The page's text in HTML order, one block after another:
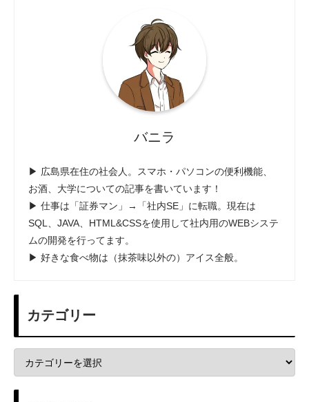
バニラ
▶ 広島県在住の社会人。スマホ・パソコンの便利機能、
お酒、大学についての記事を書いています！
▶ 仕事は「証券マン」→「社内SE」に転職。現在は
SQL、JAVA、HTML&CSSを使用して社内用のWEBシステ
ムの開発を行ってます。
▶ 好きな食べ物は（抹茶味以外の）アイス全般。
カテゴリー